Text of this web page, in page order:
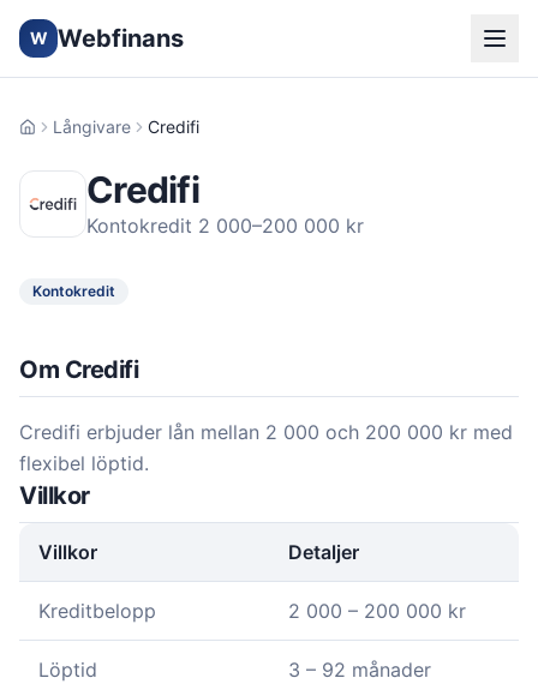
W Webfinans
Hem Långivare Credifi
Credifi
Kontokredit 2 000–200 000 kr
Kontokredit
Om Credifi
Credifi erbjuder lån mellan 2 000 och 200 000 kr med
flexibel löptid.
Villkor
Villkor Detaljer
Kreditbelopp 2 000 – 200 000 kr
Löptid 3 – 92 månader